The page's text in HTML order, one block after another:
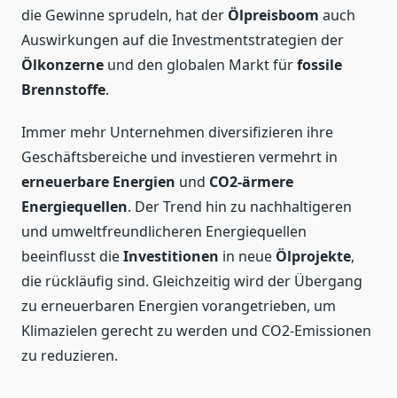
die Gewinne sprudeln, hat der Ölpreisboom auch
Auswirkungen auf die Investmentstrategien der
Ölkonzerne und den globalen Markt fürfossile
Brennstoffe.
Immer mehr Unternehmen diversifizieren ihre
Geschäftsbereiche und investieren vermehrt in
erneuerbare Energien und CO2-ärmere
Energiequellen. Der Trend hin zu nachhaltigeren
und umweltfreundlicheren Energiequellen
beeinflusst dieInvestitionen in neue Ölprojekte,
die rückläufig sind. Gleichzeitig wird der Übergang
zu erneuerbaren Energien vorangetrieben, um
Klimazielen gerecht zu werden und CO2-Emissionen
zu reduzieren.